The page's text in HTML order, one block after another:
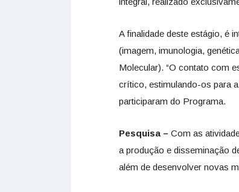
A finalidade deste estágio, é
(imagem, imunologia,
Molecular). “O contato com
crítico, estimulando-os para
participaram do Programa.
Pesquisa – Com as
a produção e disseminação
além de desenvolver novas